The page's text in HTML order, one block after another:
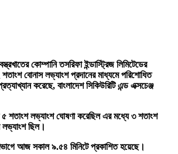
কোম্পানি তসরিফা ইন্ডাস্ট্রিজ লিমিটেডের
বোনাস লভ্যাংশ প্রদানের মাধ্যমে পরিশোধিত
করেছে, বাংলাদেশ সিকিউরিটি এন্ড এক্সচেঞ্জ
শতাংশ লভ্যাংশ ঘোষণা করেছিল এর মধ্যে ৩ শতাংশ
ছিল।
আজ সকাল ৯.৫৪ মিনিটে প্রকাশিত হয়েছে।